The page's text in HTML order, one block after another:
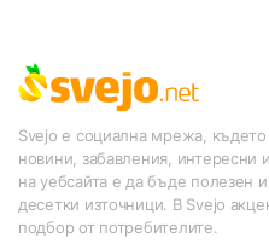
Svejo е социална мрежа,
новини, забавления,
на уебсайта е да бъде полезен
десетки източници. В Svejo
подбор от потребителите.